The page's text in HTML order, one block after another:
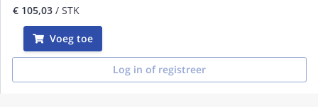
€ 105,03 / STK
Voeg toe
Log in of registreer